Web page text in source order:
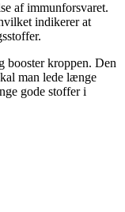
af immunforsvaret.
indikerer at
booster kroppen. Den
man lede længe
gode stoffer i